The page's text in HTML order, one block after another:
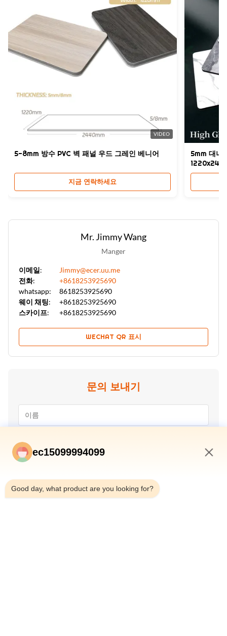
Material:
대나무 숯 목재 베니어, 대나무 숯 섬유, 대나무 섬유, 대나무 우드,
PVC, 애완 동물, WPC (목재 플라스틱 복합 패널)
Splicing Method:
High Light:
매듭 없는 8mm PVC 벽 패널
방화성 8mm PVC 벽 패널
8mm PVC 벽 패널
VIDEO
5-8mm 방수 PVC 벽 패널 우드 그레인 베니어
지금 연락하세요
5mm 대나
Mr. Jimmy Wang
Manger
이메일:
Jimmy@ecer.uu.me
전화:
+8618253925690
whatsapp:
8618253925690
웨이 채팅:
+8618253925690
스카이프:
+8618253925690
WECHAT QR 표시
문의 보내기
ec15099994099
Good day, what product are you looking for?